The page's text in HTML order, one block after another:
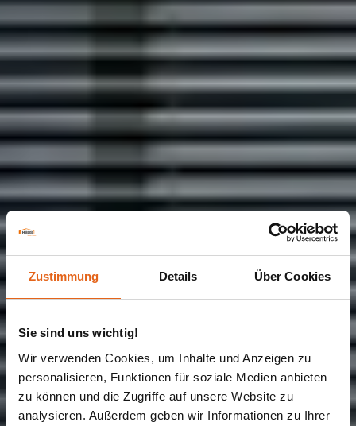
Zustimmung Details Über Cookies
Sie sind uns wichtig!
Wir verwenden Cookies, um Inhalte und Anzeigen zu
personalisieren, Funktionen für soziale Medien anbieten
zu können und die Zugriffe auf unsere Website zu
analysieren. Außerdem geben wir Informationen zu Ihrer